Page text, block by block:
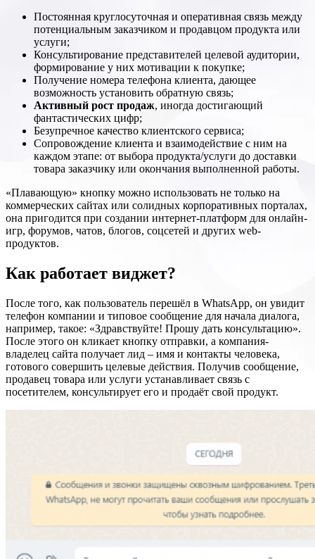
Постоянная круглосуточная и оперативная связь между
потенциальным заказчиком и продавцом продукта или
услуги;
Консультирование представителей целевой аудитории,
формирование у них мотивации к покупке;
Получение номера телефона клиента, дающее
возможность установить обратную связь;
Активный рост продаж, иногда достигающий
фантастических цифр;
Безупречное качество клиентского сервиса;
Сопровождение клиента и взаимодействие с ним на
каждом этапе: от выбора продукта/услуги до доставки
товара заказчику или окончания выполненной работы.
«Плавающую» кнопку можно использовать не только на
коммерческих сайтах или солидных корпоративных порталах,
она пригодится при создании интернет-платформ для онлайн-
игр, форумов, чатов, блогов, соцсетей и других web-
продуктов.
Как работает виджет?
После того, как пользователь перешёл в WhatsApp, он увидит
телефон компании и типовое сообщение для начала диалога,
например, такое: «Здравствуйте! Прошу дать консультацию».
После этого он кликает кнопку отправки, а компания-
владелец сайта получает лид – имя и контакты человека,
готового совершить целевые действия. Получив сообщение,
продавец товара или услуги устанавливает связь с
посетителем, консультирует его и продаёт свой продукт.